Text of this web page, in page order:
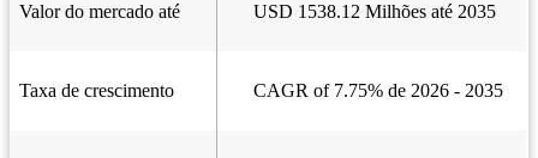
Valor do mercado até USD 1538.12 Milhões até 2035
Taxa de crescimento CAGR of 7.75% de 2026 - 2035